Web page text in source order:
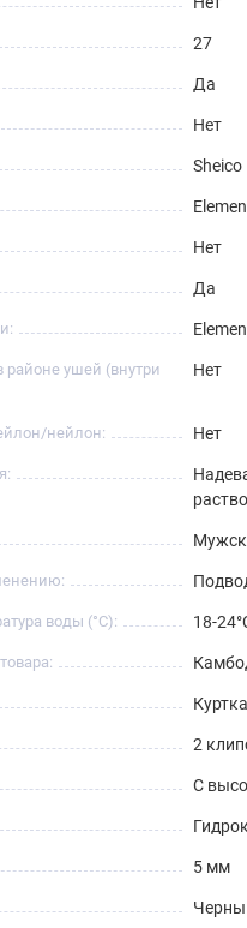
позволяющая
27
Да
Нет
Sheico
Нет
Да
ушей (внутри
Нет
нейлон: Нет
воды (°C): 18-
2
С
5 мм